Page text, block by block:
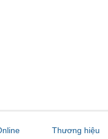
Thương hiệu